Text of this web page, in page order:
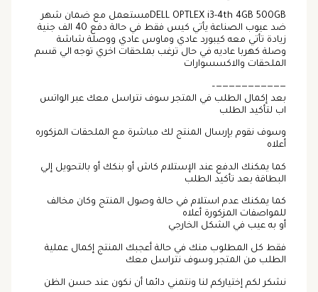
DELL OPTLEX i3-4th 4GB 500GBمستعمل مع ضمان شهر
ضد عيوب الصناعة يأتي كيس فقط في حالة دفع 40 الف جنية
زيادة تأتي معه كيبورد عادي وماوس عادي ووصلة شاشة
وصلة كهربا عاديه في حال ترغب بملحقات اخري توجه الي قسم
الملحقات والاكسسوارات
———————————–
بعد إكمال الطلب في المتجر سوف نتراسل معك عبر الواتس
اب لتأكيد الطلب
وسوف نقوم بإرسال المنتج لك مباشرة مع الملحقات المزكوره
أعلاه
كما يمكنك الدفع عند الإستلام كاش أو بنكك أو بالتحويل إلي
البطاقة بعد تأكيد الطلب
كما يمكنك عدم استلام في حالة وصول المنتج وكان مخالف
للمواصفات المزكورة أعلاه
أو به عيب في الشكل الخارجي
فقط كل المطلوب منك في حالة أعجبك المنتج إكمال عملية
الطلب من المتجر وسوف نتراسل معك
نشكر لكم إختياركم لنا ونتمني دائما أن نكون عند حسن الظن